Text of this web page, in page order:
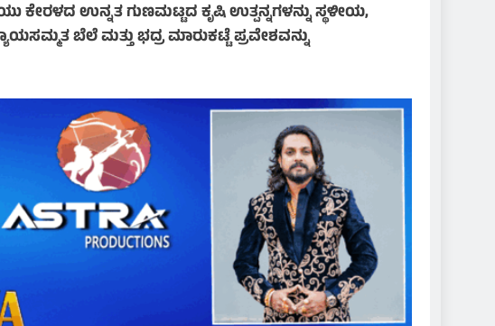
ಉನ್ನತ ಗುಣಮಟ್ಟದ ಕೃಷಿ ಉತ್ಪನ್ನಗಳನ್ನು ಸ್ಥಳೀಯ,
ಬೆಲೆ ಮತ್ತು ಭದ್ರ ಮಾರುಕಟ್ಟೆ ಪ್ರವೇಶವನ್ನು